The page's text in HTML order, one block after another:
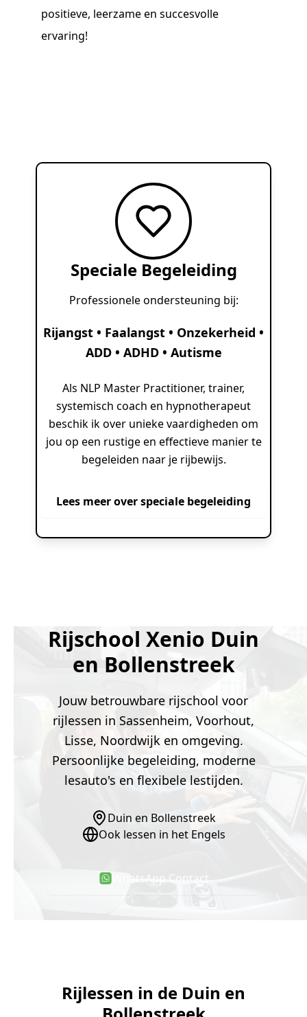
positieve, leerzame en succesvolle
ervaring!
Speciale Begeleiding
Professionele ondersteuning bij:
Rijangst • Faalangst • Onzekerheid •
ADD • ADHD • Autisme
Als NLP Master Practitioner, trainer,
systemisch coach en hypnotherapeut
beschik ik over unieke vaardigheden om
jou op een rustige en effectieve manier te
begeleiden naar je rijbewijs.
Lees meer over speciale begeleiding
Rijschool Xenio Duin
en Bollenstreek
Jouw betrouwbare rijschool voor
rijlessen in Sassenheim, Voorhout,
Lisse, Noordwijk en omgeving.
Persoonlijke begeleiding, moderne
lesauto's en flexibele lestijden.
Duin en Bollenstreek
Ook lessen in het Engels
WhatsApp Contact
Rijlessen in de Duin en